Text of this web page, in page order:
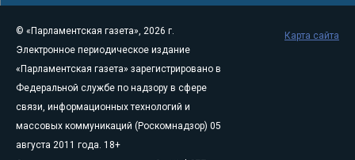
© «Парламентская газета», 2026 г.
Электронное периодическое издание
«Парламентская газета» зарегистрировано в
Федеральной службе по надзору в сфере
связи, информационных технологий и
массовых коммуникаций (Роскомнадзор) 05
августа 2011 года. 18+
Карта сайта